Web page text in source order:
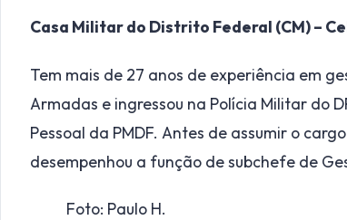
Casa Militar do Distrito Federal (CM) –
Tem mais de 27 anos de experiência em
Armadas e ingressou na Polícia Militar do
Pessoal da PMDF. Antes de assumir o
desempenhou a função de subchefe de
Foto: Paulo H.